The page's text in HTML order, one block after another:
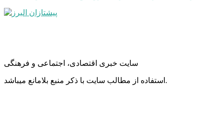
سایت خبری اقتصادی، اجتماعی و فرهنگی
استفاده از مطالب سایت با ذکر منبع بلامانع میباشد.